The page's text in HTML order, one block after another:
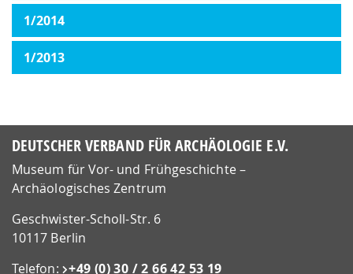
1/2014
1/2013
DEUTSCHER VERBAND FÜR ARCHÄOLOGIE E.V.
Museum für Vor- und Frühgeschichte –
Archäologisches Zentrum
Geschwister-Scholl-Str. 6
10117 Berlin
Telefon: +49 (0) 30 / 2 66 42 53 19